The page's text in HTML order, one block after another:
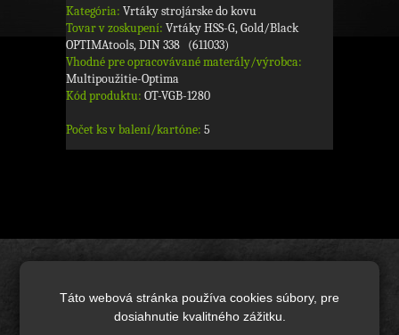
Táto webová stránka používa cookies súbory, pre
dosiahnutie kvalitného zážitku.
Kategória: Vrtáky strojárske do kovu
Tovar v zoskupení: Vrtáky HSS-G, Gold/Black
OPTIMAtools, DIN 338 (611033)
Vhodné pre opracovávané materály/výrobca:
Multipoužitie-Optima
Kód produktu: OT-VGB-1280
Počet ks v balení/kartóne: 5
Brusivo základné